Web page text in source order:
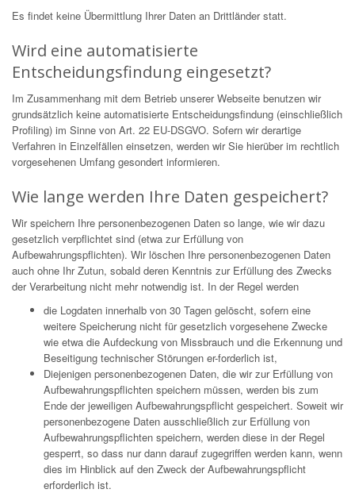
Es findet keine Übermittlung Ihrer Daten an Drittländer statt.
Wird eine automatisierte
Entscheidungsfindung eingesetzt?
Im Zusammenhang mit dem Betrieb unserer Webseite benutzen wir
grundsätzlich keine automatisierte Entscheidungsfindung (einschließlich
Profiling) im Sinne von Art. 22 EU-DSGVO. Sofern wir derartige
Verfahren in Einzelfällen einsetzen, werden wir Sie hierüber im rechtlich
vorgesehenen Umfang gesondert informieren.
Wie lange werden Ihre Daten gespeichert?
Wir speichern Ihre personenbezogenen Daten so lange, wie wir dazu
gesetzlich verpflichtet sind (etwa zur Erfüllung von
Aufbewahrungspflichten). Wir löschen Ihre personenbezogenen Daten
auch ohne Ihr Zutun, sobald deren Kenntnis zur Erfüllung des Zwecks
der Verarbeitung nicht mehr notwendig ist. In der Regel werden
die Logdaten innerhalb von 30 Tagen gelöscht, sofern eine
weitere Speicherung nicht für gesetzlich vorgesehene Zwecke
wie etwa die Aufdeckung von Missbrauch und die Erkennung und
Beseitigung technischer Störungen er-forderlich ist,
Diejenigen personenbezogenen Daten, die wir zur Erfüllung von
Aufbewahrungspflichten speichern müssen, werden bis zum
Ende der jeweiligen Aufbewahrungspflicht gespeichert. Soweit wir
personenbezogene Daten ausschließlich zur Erfüllung von
Aufbewahrungspflichten speichern, werden diese in der Regel
gesperrt, so dass nur dann darauf zugegriffen werden kann, wenn
dies im Hinblick auf den Zweck der Aufbewahrungspflicht
erforderlich ist.